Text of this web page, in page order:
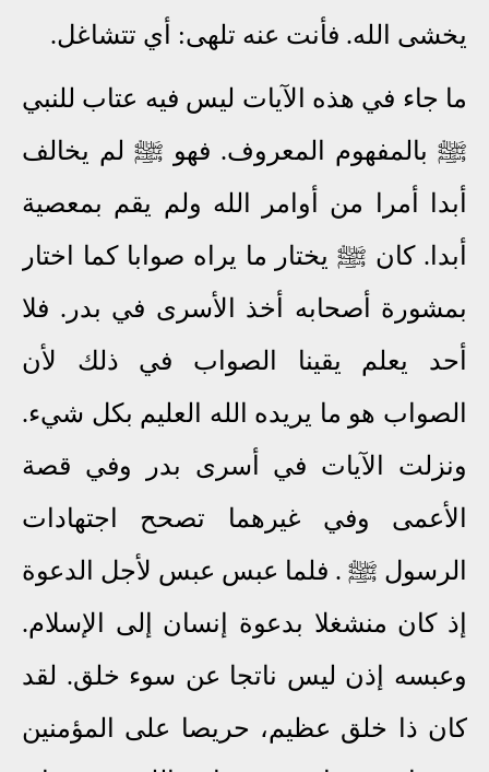
يخشى الله. فأنت عنه تلهى: أي تتشاغل.
ما جاء في هذه الآيات ليس فيه عتاب للنبي
ﷺ بالمفهوم المعروف. فهو ﷺ لم يخالف
أبدا أمرا من أوامر الله ولم يقم بمعصية
أبدا. كان ﷺ يختار ما يراه صوابا كما اختار
بمشورة أصحابه أخذ الأسرى في بدر. فلا
أحد يعلم يقينا الصواب في ذلك لأن
الصواب هو ما يريده الله العليم بكل شيء.
ونزلت الآيات في أسرى بدر وفي قصة
الأعمى وفي غيرهما تصحح اجتهادات
الرسول ﷺ . فلما عبس عبس لأجل الدعوة
إذ كان منشغلا بدعوة إنسان إلى الإسلام.
وعبسه إذن ليس ناتجا عن سوء خلق. لقد
كان ذا خلق عظيم، حريصا على المؤمنين